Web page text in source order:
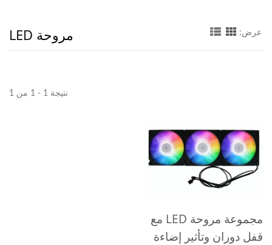
مروحة LED عرض:
نتيجة 1 - 1 من 1
مجموعة مروحة LED مع
قفل دوران وتأثير إضاءة